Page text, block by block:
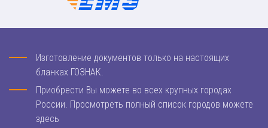
Изготовление документов только на настоящих
бланках ГОЗНАК.
Приобрести Вы можете во всех крупных городах
России. Просмотреть полный список городов можете
здесь